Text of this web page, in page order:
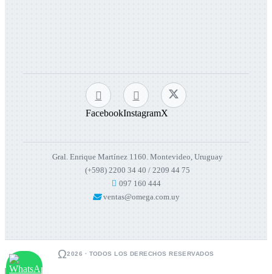
FacebookInstagramX
Gral. Enrique Martínez 1160. Montevideo, Uruguay
(+598) 2200 34 40 / 2209 44 75
097 160 444
ventas@omega.com.uy
Ω2026 · TODOS LOS DERECHOS RESERVADOS